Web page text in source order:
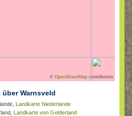
©OpenStreetMap contributors
über Warnsveld
Landkarte Niederlande
Landkarte von Gelderland